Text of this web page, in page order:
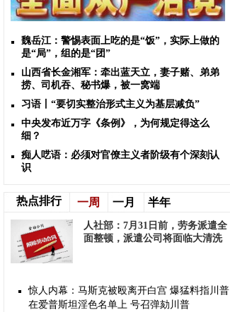
魏岳江：警惕表面上吃的是“饭”，实际上做的
是“局”，组的是“团”
山西省长金湘军：牵出蓝天立，妻子赌、弟弟
捞、司机吞、秘书爆，被一窝端
习语丨“要切实整治形式主义为基层减负”
中央发布近万字《条例》，为何规定得这么
细？
痴人呓语：必须对官僚主义者阶级有个深刻认
识
热点排行 一周 一月 半年
人社部：7月31日前，劳务派遣全
面整顿，派遣公司将面临大清洗
惊人内幕：马斯克被殴离开白宫 爆猛料指川普
在爱普斯坦淫色名单上 号召弹劾川普